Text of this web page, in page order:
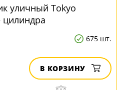
уличный Tokyo
цилиндра
675 шт.
В КОРЗИНУ